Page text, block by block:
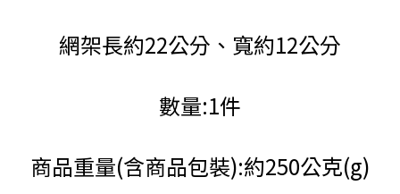
網架長約22公分、寬約12公分
數量:1件
商品重量(含商品包裝):約250公克(g)